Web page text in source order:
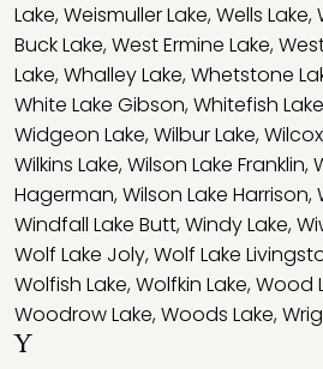
Lake,Weismuller Lake,Wells Lake,
Buck Lake,West Ermine Lake,
Lake,Whalley Lake,Whetstone
White Lake Gibson,Whitefish Lake
Widgeon Lake,Wilbur Lake,
Wilkins Lake,Wilson Lake Franklin,
Hagerman,Wilson Lake Harrison,
Windfall Lake Butt,Windy Lake,
Wolf Lake Joly,Wolf Lake
Wolfish Lake,Wolfkin Lake,Wood
Woodrow Lake,Woods Lake,
Y